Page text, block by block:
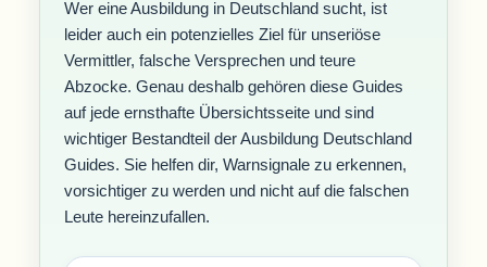
Wer eine Ausbildung in Deutschland sucht, ist
leider auch ein potenzielles Ziel für unseriöse
Vermittler, falsche Versprechen und teure
Abzocke. Genau deshalb gehören diese Guides
auf jede ernsthafte Übersichtsseite und sind
wichtiger Bestandteil der Ausbildung Deutschland
Guides. Sie helfen dir, Warnsignale zu erkennen,
vorsichtiger zu werden und nicht auf die falschen
Leute hereinzufallen.